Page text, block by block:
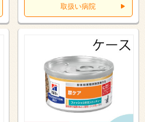
取扱い病院